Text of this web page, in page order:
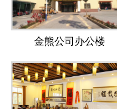
金熊公司办公楼